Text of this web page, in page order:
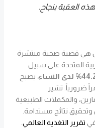
العقبة بنجاح.
هي قضية صحية منتشرة
المتحدة على سبيل
لدى النساء
، يصبح
ضرورياً. تشير
والمكملات الطبيعية
وتحقيق نتائج مستدامة.
تقرير التغذية العالمي